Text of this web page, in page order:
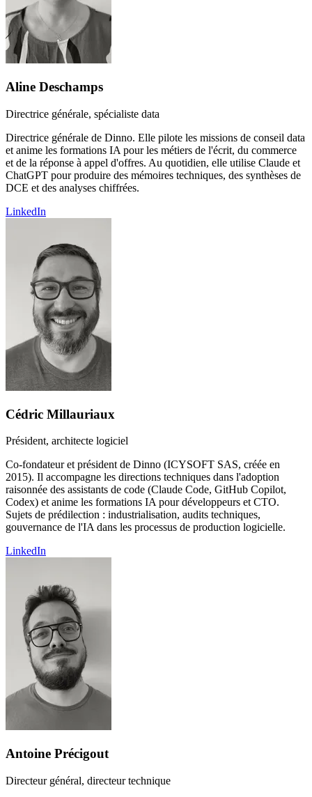
Aline Deschamps
Directrice générale, spécialiste data
Directrice générale de Dinno. Elle pilote les missions de conseil data
et anime les formations IA pour les métiers de l'écrit, du commerce
et de la réponse à appel d'offres. Au quotidien, elle utilise Claude et
ChatGPT pour produire des mémoires techniques, des synthèses de
DCE et des analyses chiffrées.
LinkedIn
Cédric Millauriaux
Président, architecte logiciel
Co-fondateur et président de Dinno (ICYSOFT SAS, créée en
2015). Il accompagne les directions techniques dans l'adoption
raisonnée des assistants de code (Claude Code, GitHub Copilot,
Codex) et anime les formations IA pour développeurs et CTO.
Sujets de prédilection : industrialisation, audits techniques,
gouvernance de l'IA dans les processus de production logicielle.
LinkedIn
Antoine Précigout
Directeur général, directeur technique